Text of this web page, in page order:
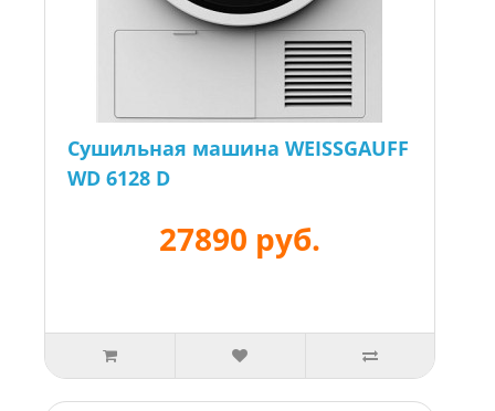
Сушильная машина WEISSGAUFF
WD 6128 D
27890 руб.